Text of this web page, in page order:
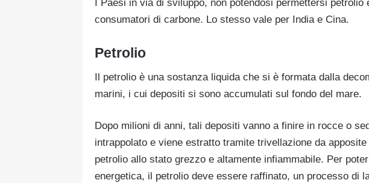
I Paesi in via di sviluppo, non potendosi permettersi petrolio
consumatori di carbone. Lo stesso vale per India e Cina.
Petrolio
Il petrolio è una sostanza liquida che si è formata dalla
marini, i cui depositi si sono accumulati sul fondo del mare.
Dopo milioni di anni, tali depositi vanno a finire in rocce o
intrappolato e viene estratto tramite trivellazione da
petrolio allo stato grezzo e altamente infiammabile. Per
energetica, il petrolio deve essere raffinato, un processo di